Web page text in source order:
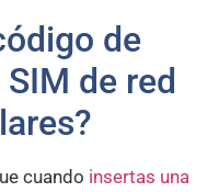
de
de red
cuando insertas una